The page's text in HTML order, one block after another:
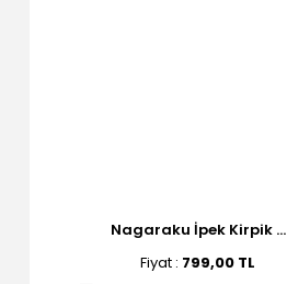
Nagaraku İpek Kirpik ...
Fiyat : 799,00 TL